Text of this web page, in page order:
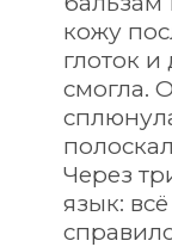
кожу
глоток и
смогла.
Через
язык: